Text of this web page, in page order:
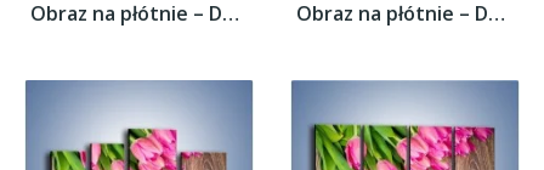
Obraz na płótnie – Do góry nogami z... Obraz na płótnie – Do góry nogami z...